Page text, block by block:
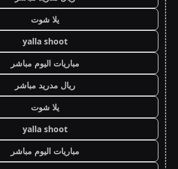
يلا شوت
yalla shoot
مباريات اليوم مباشر
ريال مدريد مباشر
يلا شوت
yalla shoot
مباريات اليوم مباشر